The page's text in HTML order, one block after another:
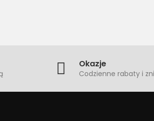
Okazje
Codzienne rabaty i